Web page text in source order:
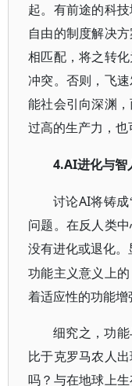
起。有前途的科
自由的制度解决
相匹配，将之转
冲突。否则，飞
能社会引向深渊
过高的生产力，也
4.AI进化与智
讨论AI将铸成
问题。在反人类
没有进化或退化
功能主义意义上
着适应性的功能增
细究之，功
比于克罗马农人
吗？与在地球上